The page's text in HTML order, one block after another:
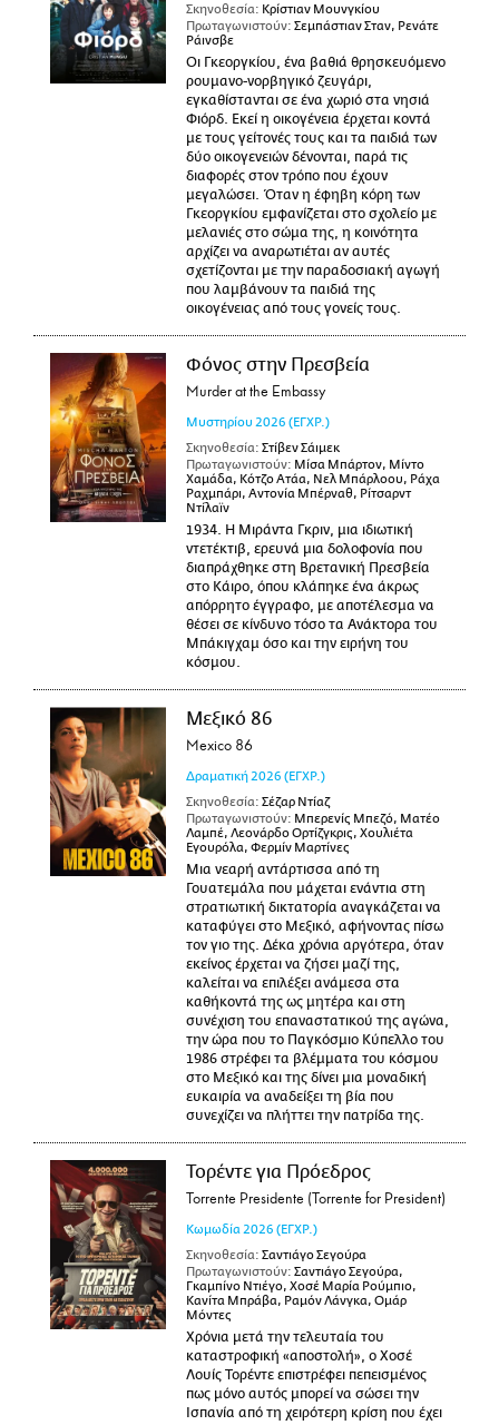
Σκηνοθεσία: Κρίστιαν Μουνγκίου
Πρωταγωνιστούν: Σεμπάστιαν Σταν, Ρενάτε
Ράινσβε
Οι Γκεοργκίου, ένα βαθιά θρησκευόμενο
ρουμανο-νορβηγικό ζευγάρι,
εγκαθίστανται σε ένα χωριό στα νησιά
Φιόρδ. Εκεί η οικογένεια έρχεται κοντά
με τους γείτονές τους και τα παιδιά των
δύο οικογενειών δένονται, παρά τις
διαφορές στον τρόπο που έχουν
μεγαλώσει. Όταν η έφηβη κόρη των
Γκεοργκίου εμφανίζεται στο σχολείο με
μελανιές στο σώμα της, η κοινότητα
αρχίζει να αναρωτιέται αν αυτές
σχετίζονται με την παραδοσιακή αγωγή
που λαμβάνουν τα παιδιά της
οικογένειας από τους γονείς τους.
Φόνος στην Πρεσβεία
Murder at the Embassy
Μυστηρίου 2026 (ΕΓΧΡ.)
Σκηνοθεσία: Στίβεν Σάιμεκ
Πρωταγωνιστούν: Μίσα Μπάρτον, Μίντο
Χαμάδα, Κότζο Ατάα, Νελ Μπάρλοου, Ράχα
Ραχμπάρι, Αντονία Μπέρναθ, Ρίτσαρντ
Ντίλαϊν
1934. Η Μιράντα Γκριν, μια ιδιωτική
ντετέκτιβ, ερευνά μια δολοφονία που
διαπράχθηκε στη Βρετανική Πρεσβεία
στο Κάιρο, όπου κλάπηκε ένα άκρως
απόρρητο έγγραφο, με αποτέλεσμα να
θέσει σε κίνδυνο τόσο τα Ανάκτορα του
Μπάκιγχαμ όσο και την ειρήνη του
κόσμου.
Μεξικό 86
Mexico 86
Δραματική 2026 (ΕΓΧΡ.)
Σκηνοθεσία: Σέζαρ Ντίαζ
Πρωταγωνιστούν: Μπερενίς Μπεζό, Ματέο
Λαμπέ, Λεονάρδο Ορτίζγκρις, Χουλιέτα
Εγουρόλα, Φερμίν Μαρτίνες
Μια νεαρή αντάρτισσα από τη
Γουατεμάλα που μάχεται ενάντια στη
στρατιωτική δικτατορία αναγκάζεται να
καταφύγει στο Μεξικό, αφήνοντας πίσω
τον γιο της. Δέκα χρόνια αργότερα, όταν
εκείνος έρχεται να ζήσει μαζί της,
καλείται να επιλέξει ανάμεσα στα
καθήκοντά της ως μητέρα και στη
συνέχιση του επαναστατικού της αγώνα,
την ώρα που το Παγκόσμιο Κύπελλο του
1986 στρέφει τα βλέμματα του κόσμου
στο Μεξικό και της δίνει μια μοναδική
ευκαιρία να αναδείξει τη βία που
συνεχίζει να πλήττει την πατρίδα της.
Τορέντε για Πρόεδρος
Torrente Presidente (Torrente for President)
Κωμωδία 2026 (ΕΓΧΡ.)
Σκηνοθεσία: Σαντιάγο Σεγούρα
Πρωταγωνιστούν: Σαντιάγο Σεγούρα,
Γκαμπίνο Ντιέγο, Χοσέ Μαρία Ρούμπιο,
Κανίτα Μπράβα, Ραμόν Λάνγκα, Ομάρ
Μόντες
Χρόνια μετά την τελευταία του
καταστροφική «αποστολή», ο Χοσέ
Λουίς Τορέντε επιστρέφει πεπεισμένος
πως μόνο αυτός μπορεί να σώσει την
Ισπανία από τη χειρότερη κρίση που έχει